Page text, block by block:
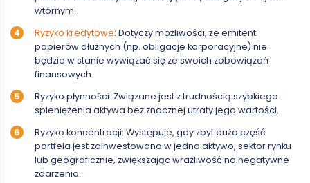
wtórnym.
Ryzyko kredytowe: Dotyczy możliwości, że emitent
papierów dłużnych (np. obligacje korporacyjne) nie
będzie w stanie wywiązać się ze swoich zobowiązań
finansowych.
Ryzyko płynności: Związane jest z trudnością szybkiego
spieniężenia aktywa bez znacznej utraty jego wartości.
Ryzyko koncentracji: Występuje, gdy zbyt duża część
portfela jest zainwestowana w jedno aktywo, sektor rynku
lub geograficznie, zwiększając wrażliwość na negatywne
zdarzenia.